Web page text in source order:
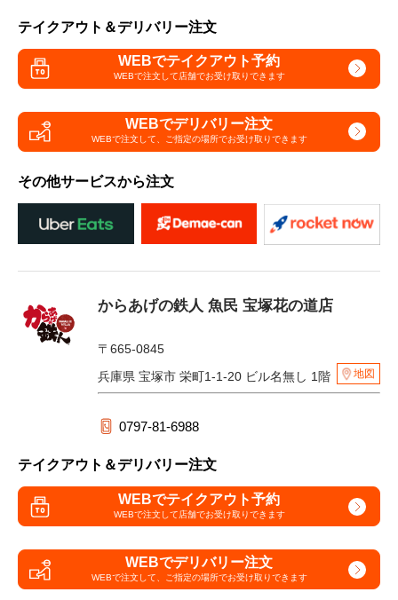
テイクアウト＆デリバリー注文
WEBでテイクアウト予約
WEBで注文して店舗でお受け取りできます
WEBでデリバリー注文
WEBで注文して、 ご指定の場所でお受け取りできます
その他サービスから注文
からあげの鉄人 魚民 宝塚花の道店
〒665-0845
兵庫県 宝塚市 栄町1-1-20 ビル名無し 1階
地図
0797-81-6988
テイクアウト＆デリバリー注文
WEBでテイクアウト予約
WEBで注文して店舗でお受け取りできます
WEBでデリバリー注文
WEBで注文して、 ご指定の場所でお受け取りできます